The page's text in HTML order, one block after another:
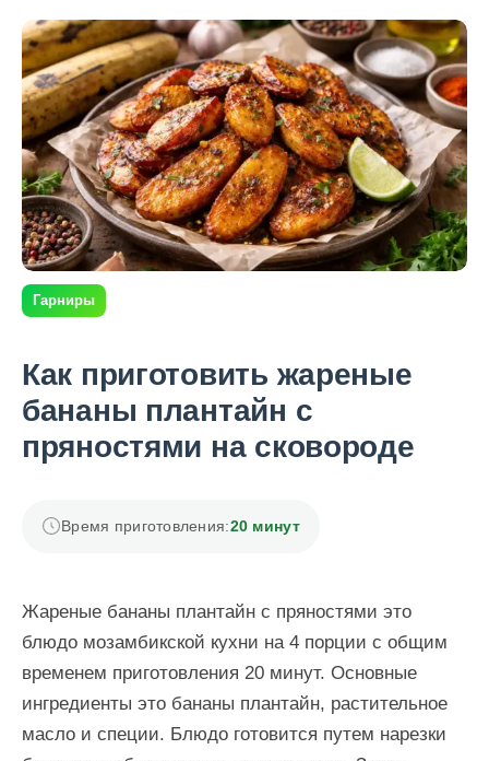
Гарниры
Как приготовить жареные
бананы плантайн с
пряностями на сковороде
Время приготовления:20 минут
Жареные бананы плантайн с пряностями это
блюдо мозамбикской кухни на 4 порции с общим
временем приготовления 20 минут. Основные
ингредиенты это бананы плантайн, растительное
масло и специи. Блюдо готовится путем нарезки